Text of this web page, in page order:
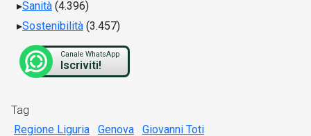
Sanità (4.396)
Sostenibilità (3.457)
Canale WhatsApp
Iscriviti!
Tag
Regione Liguria
Genova
Giovanni Toti